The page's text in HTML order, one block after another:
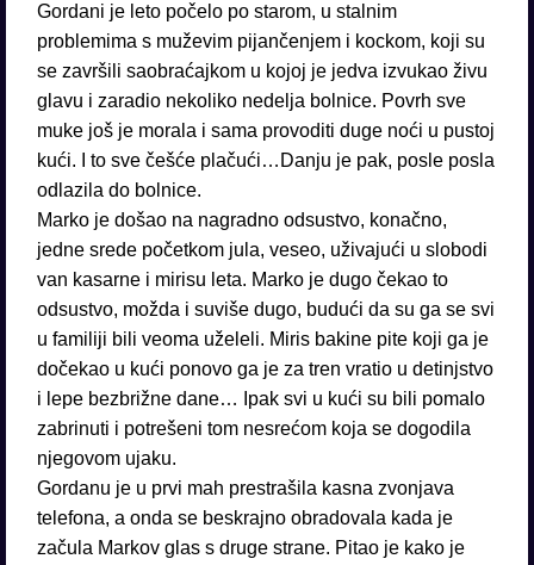
Gordani je leto počelo po starom, u stalnim
problemima s muževim pijančenjem i kockom, koji su
se završili saobraćajkom u kojoj je jedva izvukao živu
glavu i zaradio nekoliko nedelja bolnice. Povrh sve
muke još je morala i sama provoditi duge noći u pustoj
kući. I to sve češće plačući…Danju je pak, posle posla
odlazila do bolnice.
Marko je došao na nagradno odsustvo, konačno,
jedne srede početkom jula, veseo, uživajući u slobodi
van kasarne i mirisu leta. Marko je dugo čekao to
odsustvo, možda i suviše dugo, budući da su ga se svi
u familiji bili veoma uželeli. Miris bakine pite koji ga je
dočekao u kući ponovo ga je za tren vratio u detinjstvo
i lepe bezbrižne dane… Ipak svi u kući su bili pomalo
zabrinuti i potrešeni tom nesrećom koja se dogodila
njegovom ujaku.
Gordanu je u prvi mah prestrašila kasna zvonjava
telefona, a onda se beskrajno obradovala kada je
začula Markov glas s druge strane. Pitao je kako je